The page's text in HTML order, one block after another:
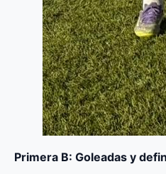
Primera B: Goleadas y